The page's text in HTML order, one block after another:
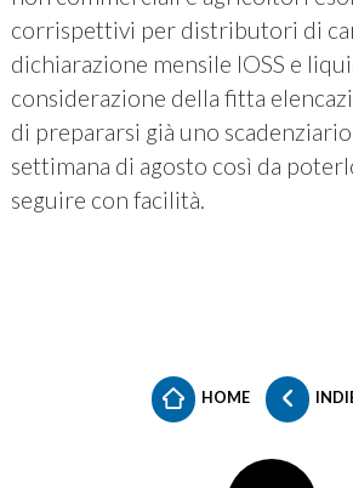
corrispettivi per distributori di
dichiarazione mensile IOSS e
considerazione della fitta
di prepararsi già uno
settimana di agosto così da
seguire con facilità.
HOME